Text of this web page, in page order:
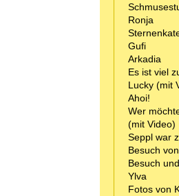
Ronja
Gufi
Arkadia
Es ist viel
Lucky (mit
Ahoi!
Wer
(mit Video)
Seppl war
Besuch
Besuch
Ylva
Fotos von